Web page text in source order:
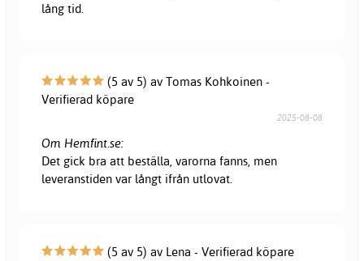
lång tid.
(5 av 5) av Tomas Kohkoinen -
Verifierad köpare
2025-08-08
Om Hemfint.se:
Det gick bra att beställa, varorna fanns, men
leveranstiden var långt ifrån utlovat.
(5 av 5) av Lena - Verifierad köpare